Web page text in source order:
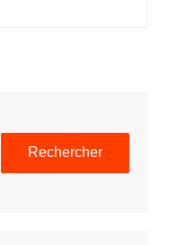
Rechercher